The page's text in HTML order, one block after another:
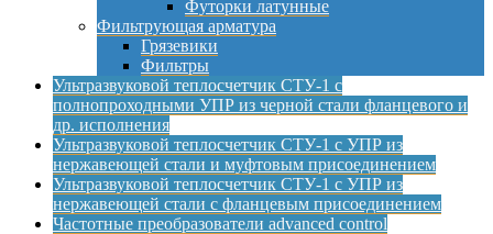
Футорки латунные
Фильтрующая арматура
Грязевики
Фильтры
Ультразвуковой теплосчетчик СТУ-1 с
полнопроходными УПР из черной стали фланцевого и
др. исполнения
Ультразвуковой теплосчетчик СТУ-1 с УПР из
нержавеющей стали и муфтовым присоединением
Ультразвуковой теплосчетчик СТУ-1 с УПР из
нержавеющей стали с фланцевым присоединением
Частотные преобразователи advanced control